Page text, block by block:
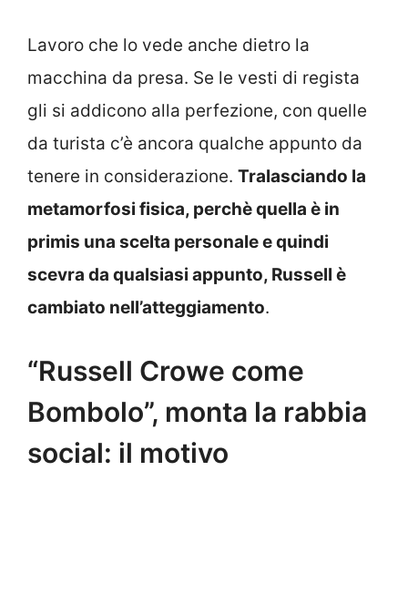
Lavoro che lo vede anche dietro la
macchina da presa. Se le vesti di regista
gli si addicono alla perfezione, con quelle
da turista c’è ancora qualche appunto da
tenere in considerazione. Tralasciando la
metamorfosi fisica, perchè quella è in
primis una scelta personale e quindi
scevra da qualsiasi appunto, Russell è
cambiato nell’atteggiamento.
“Russell Crowe come
Bombolo”, monta la rabbia
social: il motivo